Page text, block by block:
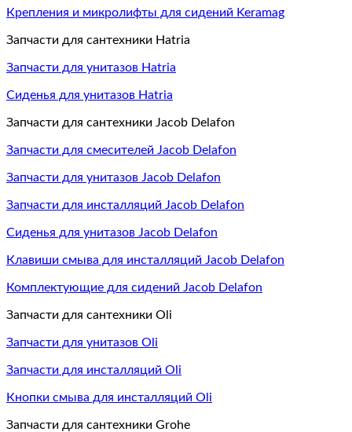
Крепления и микролифты для сидений Keramag
Запчасти для сантехники Hatria
Запчасти для унитазов Hatria
Сиденья для унитазов Hatria
Запчасти для сантехники Jacob Delafon
Запчасти для смесителей Jacob Delafon
Запчасти для унитазов Jacob Delafon
Запчасти для инсталляций Jacob Delafon
Сиденья для унитазов Jacob Delafon
Клавиши смыва для инсталляций Jacob Delafon
Комплектующие для сидений Jacob Delafon
Запчасти для сантехники Oli
Запчасти для унитазов Oli
Запчасти для инсталляций Oli
Кнопки смыва для инсталляций Oli
Запчасти для сантехники Grohe